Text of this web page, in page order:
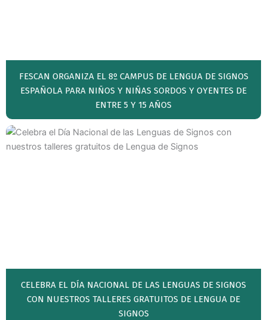
FESCAN ORGANIZA EL 8º CAMPUS DE LENGUA DE SIGNOS
ESPAÑOLA PARA NIÑOS Y NIÑAS SORDOS Y OYENTES DE
ENTRE 5 Y 15 AÑOS
CELEBRA EL DÍA NACIONAL DE LAS LENGUAS DE SIGNOS
CON NUESTROS TALLERES GRATUITOS DE LENGUA DE
SIGNOS